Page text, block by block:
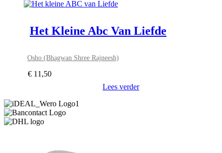
Het Kleine Abc Van Liefde
Osho (Bhagwan Shree Rajneesh)
€ 11,50
Lees verder